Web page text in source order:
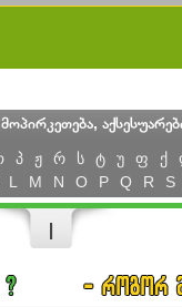
პ ჟ რ ს ტ უ ფ ქ
L M N O P Q R S
I